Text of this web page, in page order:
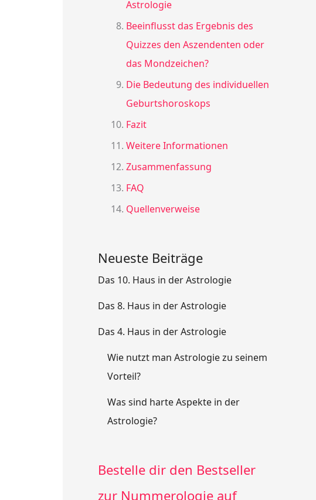
Astrologie
Beeinflusst das Ergebnis des
Quizzes den Aszendenten oder
das Mondzeichen?
Die Bedeutung des individuellen
Geburtshoroskops
Fazit
Weitere Informationen
Zusammenfassung
FAQ
Quellenverweise
Neueste Beiträge
Das 10. Haus in der Astrologie
Das 8. Haus in der Astrologie
Das 4. Haus in der Astrologie
Wie nutzt man Astrologie zu seinem
Vorteil?
Was sind harte Aspekte in der
Astrologie?
Bestelle dir den Bestseller
zur Nummerologie auf